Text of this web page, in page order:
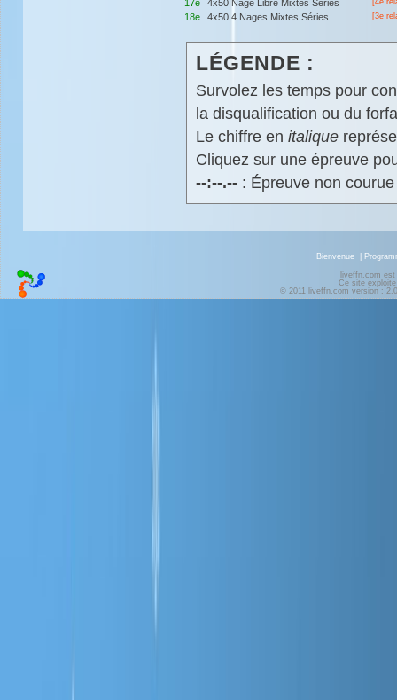
17e 4x50 Nage Libre Mixtes Séries
18e 4x50 4 Nages Mixtes Séries [3e
LÉGENDE :
Survolez les temps pour
la disqualification ou du
Le chiffre en italique
Cliquez sur une épreuve
--:--.--: Épreuve non
Bienvenue
liveffn.com
Ce site
© 2011 liveffn.com version :